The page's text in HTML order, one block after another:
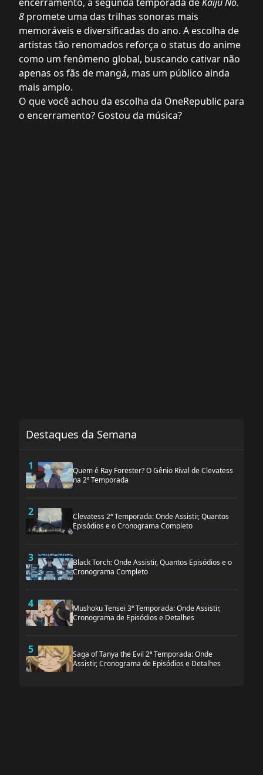
8 promete uma das trilhas sonoras mais
memoráveis e diversificadas do ano. A escolha de
artistas tão renomados reforça o status do anime
como um fenômeno global, buscando cativar não
apenas os fãs de mangá, mas um público ainda
mais amplo.
O que você achou da escolha da OneRepublic para
o encerramento? Gostou da música?
Destaques da Semana
1
Quem é Ray Forester? O Gênio Rival de Clevatess
na 2ª Temporada
2
Clevatess 2ª Temporada: Onde Assistir, Quantos
Episódios e o Cronograma Completo
3
Black Torch: Onde Assistir, Quantos Episódios e o
Cronograma Completo
4
Mushoku Tensei 3ª Temporada: Onde Assistir,
Cronograma de Episódios e Detalhes
5
Saga of Tanya the Evil 2ª Temporada: Onde
Assistir, Cronograma de Episódios e Detalhes